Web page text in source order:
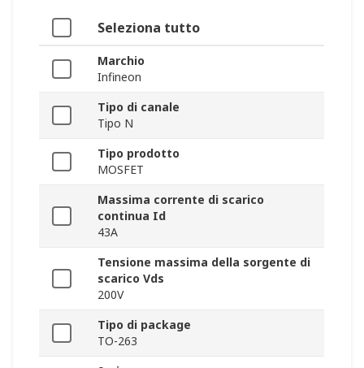
Seleziona tutto
Marchio
Infineon
Tipo di canale
Tipo N
Tipo prodotto
MOSFET
Massima corrente di scarico
continua Id
43A
Tensione massima della sorgente di
scarico Vds
200V
Tipo di package
TO-263